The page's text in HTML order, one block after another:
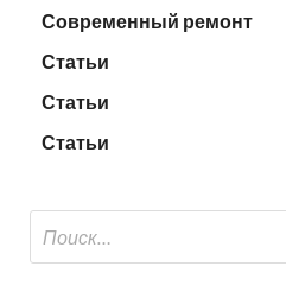
Современный ремонт
Статьи
Статьи
Статьи